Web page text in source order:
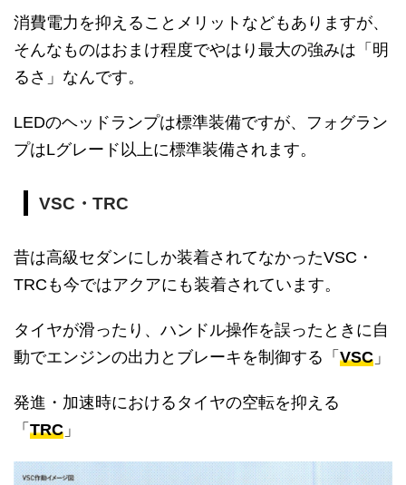
消費電力を抑えることメリットなどもありますが、
そんなものはおまけ程度でやはり最大の強みは「明
るさ」なんです。
LEDのヘッドランプは標準装備ですが、フォグラン
プはLグレード以上に標準装備されます。
VSC・TRC
昔は高級セダンにしか装着されてなかったVSC・
TRCも今ではアクアにも装着されています。
タイヤが滑ったり、ハンドル操作を誤ったときに自
動でエンジンの出力とブレーキを制御する「 VSC 」
発進・加速時におけるタイヤの空転を抑える
「 TRC 」